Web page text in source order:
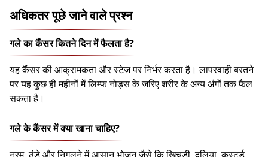
अधिकतर पूछे जाने वाले प्रश्न
गले का कैंसर कितने दिन में फैलता है?
यह कैंसर की आक्रामकता और स्टेज पर निर्भर करता है। लापरवाही बरतने
पर यह कुछ ही महीनों में लिम्फ नोड्स के जरिए शरीर के अन्य अंगों तक फैल
सकता है।
गले के कैंसर में क्या खाना चाहिए?
नरम, ठंडे और निगलने में आसान भोजन जैसे कि खिचड़ी, दलिया, कस्टर्ड,